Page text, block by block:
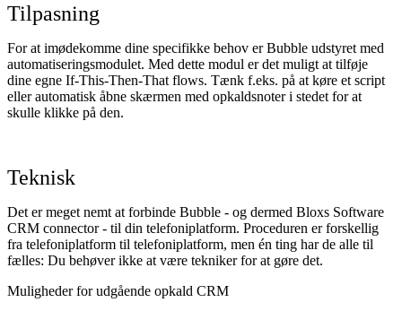
Tilpasning
For at imødekomme dine specifikke behov er Bubble udstyret med
automatiseringsmodulet. Med dette modul er det muligt at tilføje
dine egne If-This-Then-That flows. Tænk f.eks. på at køre et script
eller automatisk åbne skærmen med opkaldsnoter i stedet for at
skulle klikke på den.
Teknisk
Det er meget nemt at forbinde Bubble - og dermed Bloxs Software
CRM connector - til din telefoniplatform. Proceduren er forskellig
fra telefoniplatform til telefoniplatform, men én ting har de alle til
fælles: Du behøver ikke at være tekniker for at gøre det.
Muligheder for udgående opkald CRM